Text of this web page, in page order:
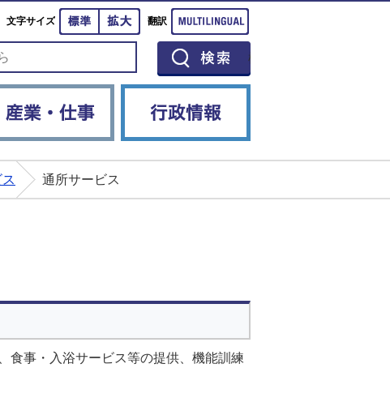
青文字サイズ 標準 拡大
翻訳
通所サービス
食事・入浴サービス等の提供、機能訓練